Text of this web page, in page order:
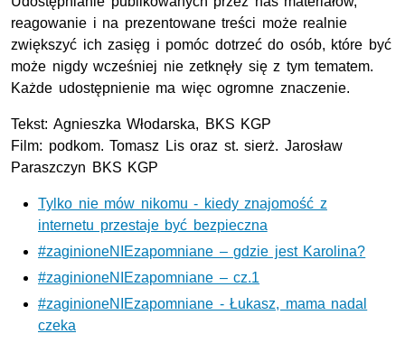
reagowanie i na prezentowane treści może realnie
zwiększyć ich zasięg i pomóc dotrzeć do osób, które być
może nigdy wcześniej nie zetknęły się z tym tematem.
Każde udostępnienie ma więc ogromne znaczenie.
Tekst: Agnieszka Włodarska, BKS KGP
Film: podkom. Tomasz Lis oraz st. sierż. Jarosław
Paraszczyn BKS KGP
Tylko nie mów nikomu - kiedy znajomość z
internetu przestaje być bezpieczna
#zaginioneNIEzapomniane – gdzie jest Karolina?
#zaginioneNIEzapomniane – cz.1
#zaginioneNIEzapomniane - Łukasz, mama nadal
czeka